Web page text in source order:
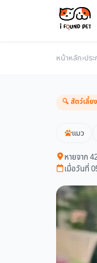
หน้าหลัก›ปร
🔍 สัตว์เลี้ย
แมว
หายจาก
เมื่อวันที่